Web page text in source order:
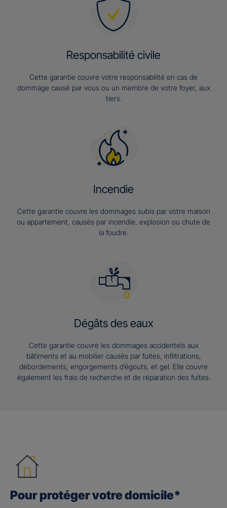
Responsabilité civile
Cette garantie couvre votre responsabilité en cas de
dommage causé par vous ou un membre de votre foyer, aux
tiers.
Incendie
Cette garantie couvre les dommages subis par votre maison
ou appartement, causés par incendie, explosion ou chute de
la foudre.
Dégâts des eaux
Cette garantie couvre les dommages accidentels aux
bâtiments et au mobilier causés par fuites, infiltrations,
débordements, engorgements d’égouts, et gel. Elle couvre
également les frais de recherche et de réparation des fuites.
Pour protéger votre domicile*